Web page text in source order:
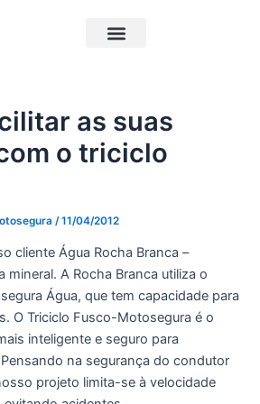
as suas
o triciclo
/11/04/2012
cliente Água Rocha Branca –
mineral. A Rocha Branca utiliza o
Água, que tem capacidade para
O Triciclo Fusco-Motosegura é o
inteligente e seguro para
na segurança do condutor
projeto limita-se à velocidade